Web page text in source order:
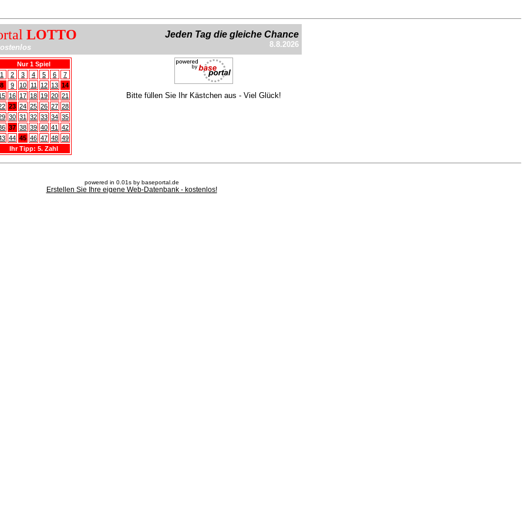
LOTTO Jeden Tag die gleiche Chance
8.8.2026
Nur 1 Spiel
1
2 3 4 5 6
7
8
9 10 11 12 13 14
16 17 18 19 20 21
23 24 25 26 27 28
30 31 32 33 34 35
37 38 39 40 41
42
44 45 46 47 48 49
Ihr Tipp: 5. Zahl
Bitte füllen Sie Ihr Kästchen aus - Viel Glück!
powered in 0.01s by baseportal.de
Erstellen Sie Ihre eigene Web-Datenbank - kostenlos!